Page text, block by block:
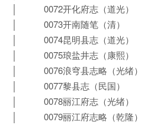
│ 0072开化府志（道光）
│ 0073开南随笔（清）
│ 0074昆明县志（道光）
│ 0075琅盐井志（康熙）
│ 0076浪穹县志略（光绪）
│ 0077黎县志（民国）
│ 0078丽江府志（光绪）
│ 0079丽江府志略（乾隆）